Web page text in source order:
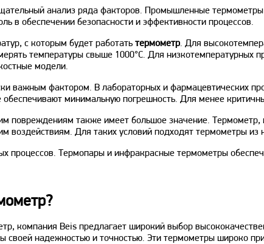
анализ ряда факторов. Промышленные
в обеспечении безопасности и эффективности процессов.
с которым будет работать термометр. Для
температуры свыше 1000°C. Для низкотемпературных
модели.
важным фактором. В лабораторных и фармацевтических
минимальную погрешность. Для менее
повреждениям также имеет большое значение.
воздействиям. Для таких условий подходят термометры
процессов. Термопары и инфракрасные термометры
компания Beis предлагает широкий выбор
своей надежностью и точностью. Эти термометры широко